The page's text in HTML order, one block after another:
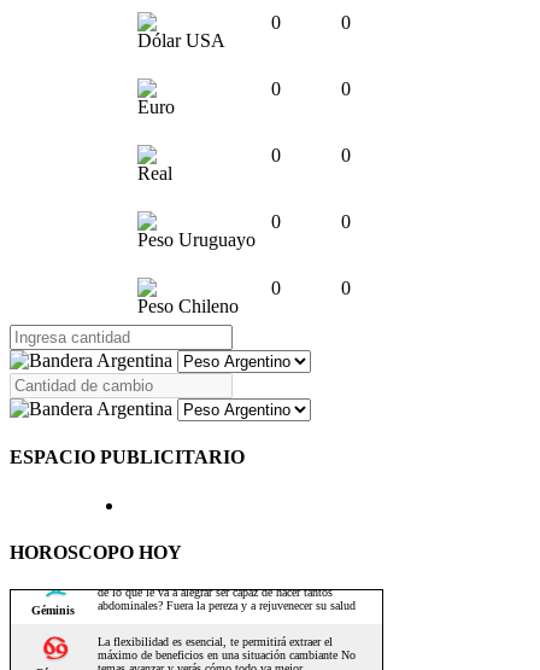
Dólar USA
0 0
Euro
0 0
Real
0 0
Peso Uruguayo
0 0
Peso Chileno
0 0
ESPACIO PUBLICITARIO
HOROSCOPO HOY